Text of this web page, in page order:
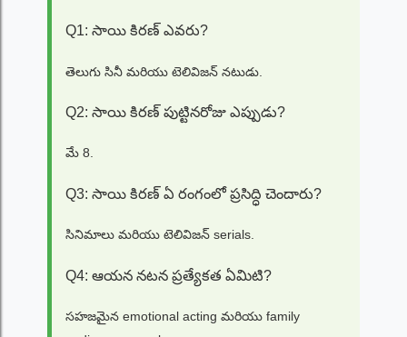
Q1: సాయి కిరణ్ ఎవరు?
తెలుగు సినీ మరియు టెలివిజన్ నటుడు.
Q2: సాయి కిరణ్ పుట్టినరోజు ఎప్పుడు?
మే 8.
Q3: సాయి కిరణ్ ఏ రంగంలో ప్రసిద్ధి చెందారు?
సినిమాలు మరియు టెలివిజన్ serials.
Q4: ఆయన నటన ప్రత్యేకత ఏమిటి?
సహజమైన emotional acting మరియు family